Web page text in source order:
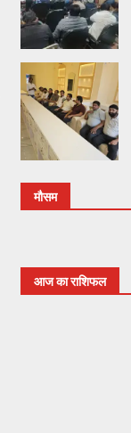
मौसम
आज का राशिफल